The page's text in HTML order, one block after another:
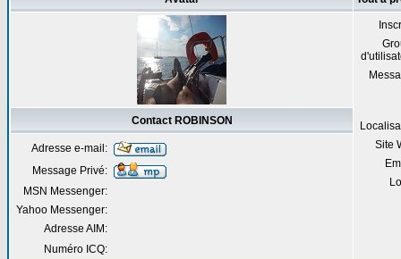
Site
Contact ROBINSON
Adresse e-mail:
Message Privé:
MSN Messenger:
Yahoo Messenger:
Adresse AIM:
Numéro ICQ: